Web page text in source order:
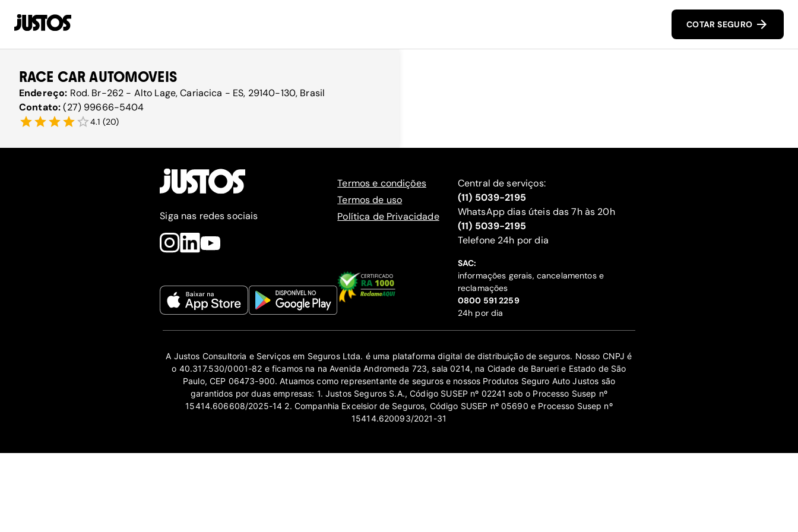
COTAR SEGURO
RACE CAR AUTOMOVEIS
Endereço: Rod. Br-262 - Alto Lage, Cariacica - ES, 29140-130, Brasil
Contato:(27) 99666-5404
4.1 (20)
Siga nas redes sociais
Termos e condições
Termos de uso
Política de Privacidade
Central de serviços:
(11) 5039-2195
WhatsApp dias úteis das 7h às 20h
(11) 5039-2195
‍Telefone 24h por dia
SAC:
informações gerais, cancelamentos e
reclamações
‍0800 591 2259
24h por dia
A Justos Consultoria e Serviços em Seguros Ltda. é uma plataforma digital de distribuição de seguros. Nosso CNPJ é
o 40.317.530/0001-82 e ficamos na na Avenida Andromeda 723, sala 0214, na Cidade de Barueri e Estado de São
Paulo, CEP 06473-900. Atuamos como representante de seguros e nossos Produtos Seguro Auto Justos são
garantidos por duas empresas: 1. Justos Seguros S.A., Código SUSEP nº 02241 sob o Processo Susep nº
15414.606608/2025-14 2. Companhia Excelsior de Seguros, Código SUSEP nº 05690 e Processo Susep nº
15414.620093/2021-31